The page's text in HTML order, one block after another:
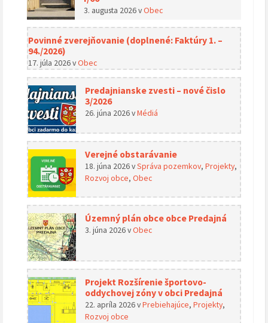
3. augusta 2026vObec
Povinné zverejňovanie (doplnené: Faktúry 1. –
94./2026)
17. júla 2026vObec
Predajnianske zvesti – nové čislo
3/2026
26. júna 2026vMédiá
Verejné obstarávanie
18. júna 2026vSpráva pozemkov, Projekty,
Rozvoj obce, Obec
Územný plán obce obce Predajná
3. júna 2026vObec
Projekt Rozšírenie športovo-
oddychovej zóny v obci Predajná
22. apríla 2026vPrebiehajúce, Projekty,
Rozvoj obce